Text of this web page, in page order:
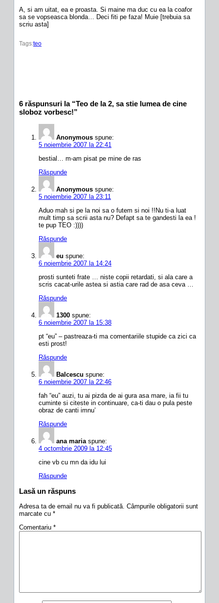
A, si am uitat, ea e proasta. Si maine ma duc cu ea la coafor
sa se vopseasca blonda… Deci fiti pe faza! Muie [trebuia sa
scriu asta]
Tags:teo
6 răspunsuri la “Teo de la 2, sa stie lumea de cine
sloboz vorbesc!”
Anonymous spune:
5 noiembrie 2007 la 22:41
bestial… m-am pisat pe mine de ras
Răspunde
Anonymous spune:
5 noiembrie 2007 la 23:11
Aduo mah si pe la noi sa o futem si noi !!Nu ti-a luat
mult timp sa scrii asta nu? Defapt sa te gandesti la ea !
te pup TEO :))))
Răspunde
eu spune:
6 noiembrie 2007 la 14:24
prosti sunteti frate … niste copii retardati, si ala care a
scris cacat-urile astea si astia care rad de asa ceva …
Răspunde
1300 spune:
6 noiembrie 2007 la 15:38
pt “eu” – pastreaza-ti ma comentariile stupide ca zici ca
esti prost!
Răspunde
Balcescu spune:
6 noiembrie 2007 la 22:46
fah “eu” auzi, tu ai pizda de ai gura asa mare, ia fii tu
cuminte si citeste in continuare, ca-ti dau o pula peste
obraz de canti imnu’
Răspunde
ana maria spune:
4 octombrie 2009 la 12:45
cine vb cu mn da idu lui
Răspunde
Lasă un răspuns
Adresa ta de email nu va fi publicată. Câmpurile obligatorii sunt
marcate cu *
Comentariu *